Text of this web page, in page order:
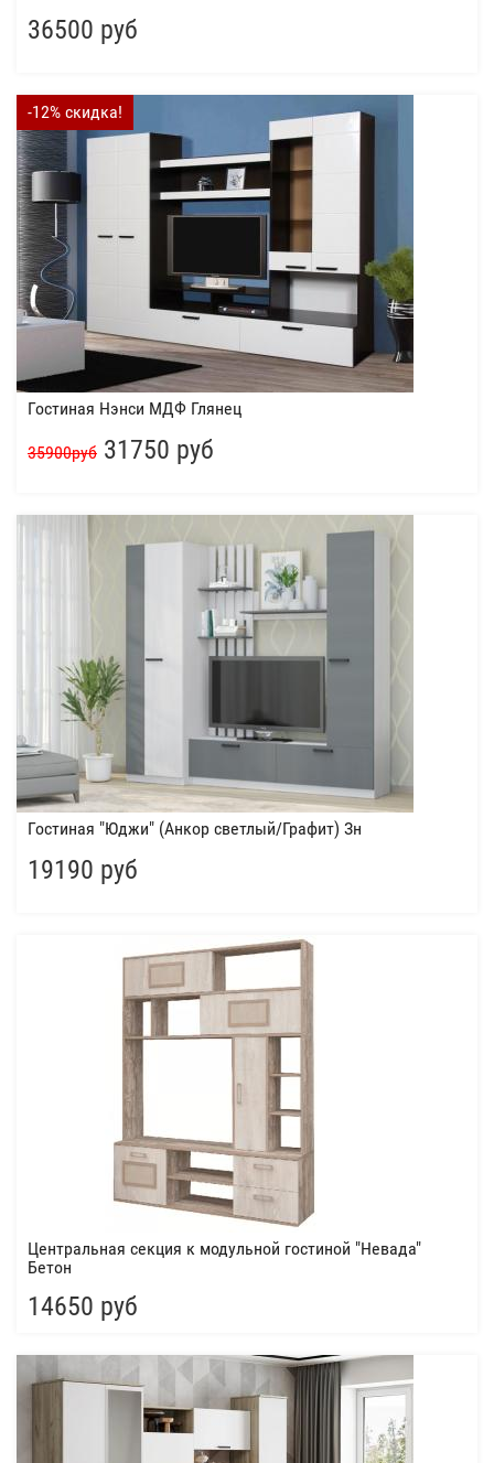
36500 руб
-12% скидка!
Гостиная Нэнси МДФ Глянец
35900руб 31750 руб
Гостиная "Юджи" (Анкор светлый/Графит) Зн
19190 руб
Центральная секция к модульной гостиной "Невада"
Бетон
14650 руб